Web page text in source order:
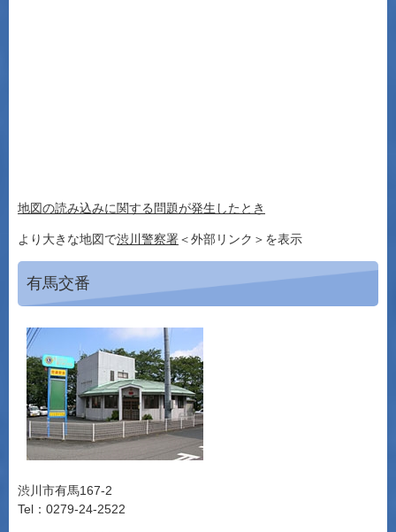
地図の読み込みに関する問題が発生したとき
より大きな地図で渋川警察署＜外部リンク＞ を表示
有馬交番
渋川市有馬167-2
Tel：0279-24-2522